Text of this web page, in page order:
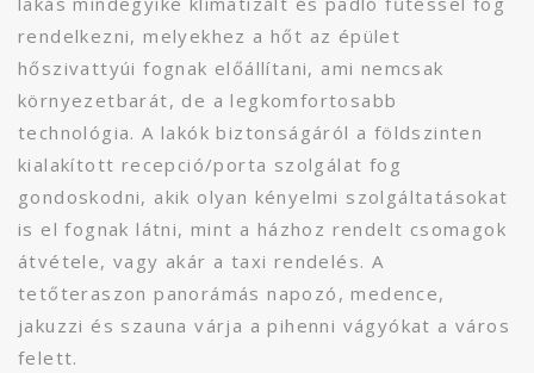
rendelkezni, melyekhez a hőt az épület
hőszivattyúi fognak előállítani, ami nemcsak
környezetbarát, de a legkomfortosabb
technológia. A lakók biztonságáról a földszinten
kialakított recepció/porta szolgálat fog
gondoskodni, akik olyan kényelmi szolgáltatásokat
is el fognak látni, mint a házhoz rendelt csomagok
átvétele, vagy akár a taxi rendelés. A
tetőteraszon panorámás napozó, medence,
jakuzzi és szauna várja a pihenni vágyókat a város
felett.